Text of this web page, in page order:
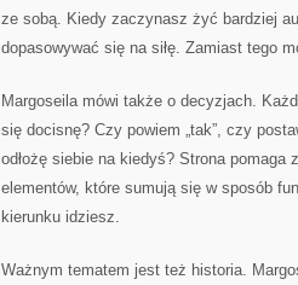
ze sobą. Kiedy zaczynasz żyć bardziej
dopasowywać się na siłę. Zamiast tego
Margoseila mówi także o decyzjach.
się docisnę? Czy powiem „tak”, czy
odłożę siebie na kiedyś? Strona
elementów, które sumują się w sposób
kierunku idziesz.
Ważnym tematem jest też historia.